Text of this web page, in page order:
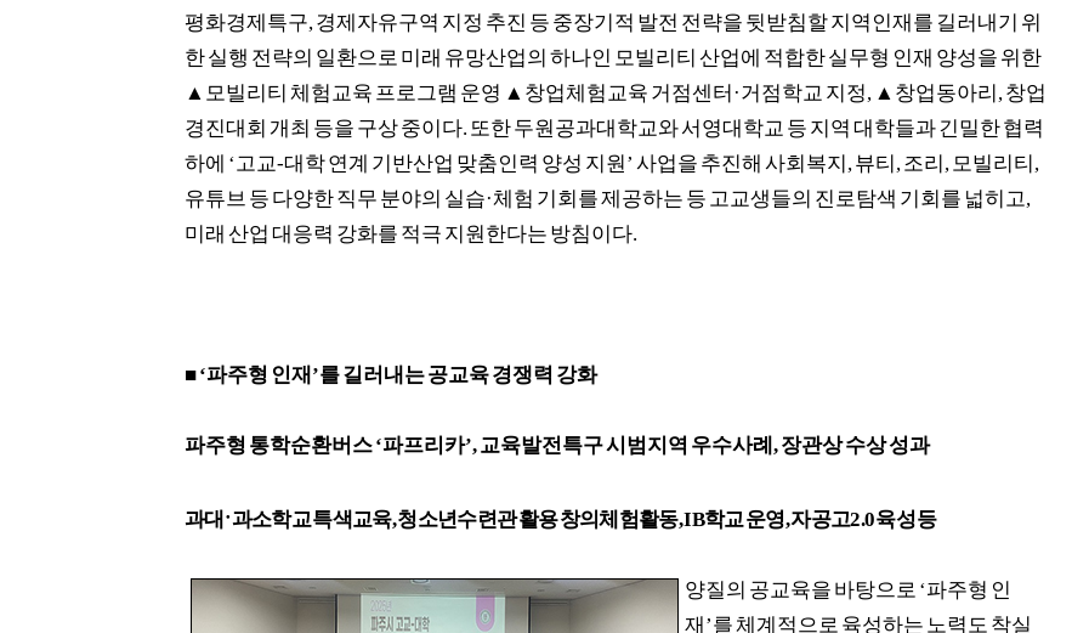
평화경제특구,경제자유구역 지정 추진 등 중장기적 발전 전략을 뒷받침할 지역인재를 길러내기 위
한 실행 전략의 일환으로 미래 유망산업의 하나인 모빌리티 산업에 적합한 실무형 인재 양성을 위한
▲ 모빌리티 체험교육 프로그램 운영 ▲ 창업체험교육 거점센터 ·거점학교 지정, ▲ 창업동아리 ,창업
경진대회 개최 등을 구상 중이다. 또한 두원공과대학교와 서영대학교 등 지역 대학들과 긴밀한 협력
하에 ‘고교-대학 연계 기반산업 맞춤인력 양성 지원’ 사업을 추진해 사회복지 ,뷰티 ,조리 ,모빌리티 ,
유튜브 등 다양한 직무 분야의 실습·체험 기회를 제공하는 등 고교생들의 진로탐색 기회를 넓히고,
미래 산업 대응력 강화를 적극 지원한다는 방침이다.
■‘파주형 인재 ’를 길러내는 공교육 경쟁력 강화
파주형 통학순환버스‘파프리카’,교육발전특구 시범지역 우수사례 ,장관상 수상 성과
과대 ·과소학교 특색교육,청소년수련관 활용 창의체험활동, IB학교 운영,자공고2.0육성 등
양질의 공교육을 바탕으로 ‘파주형 인
재’를 체계적으로 육성하는 노력도 착실